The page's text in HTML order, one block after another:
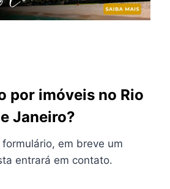
por imóveis no Rio
Janeiro?
formulário, em breve um
entrará em contato.